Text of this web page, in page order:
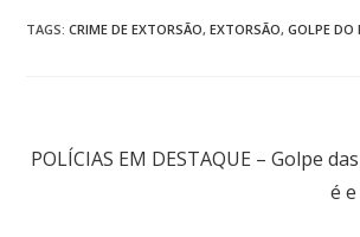
TAGS:CRIME DE EXTORSÃO, EXTORSÃO, GOLPE DO
POLÍCIAS EM DESTAQUE – Golpe
é